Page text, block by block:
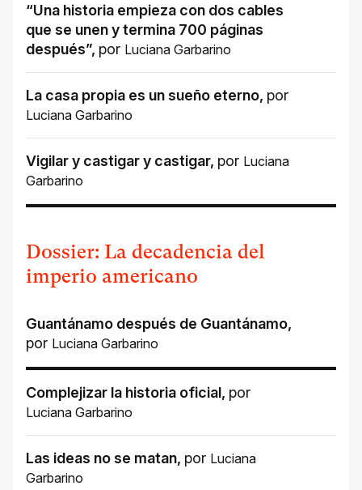
“Una historia empieza con dos cables
que se unen y termina 700 páginas
después”, por Luciana Garbarino
La casa propia es un sueño eterno, por
Luciana Garbarino
Vigilar y castigar y castigar, por Luciana
Garbarino
Dossier: La decadencia del
imperio americano
Guantánamo después de Guantánamo,
por Luciana Garbarino
Complejizar la historia oficial, por
Luciana Garbarino
Las ideas no se matan, por Luciana
Garbarino